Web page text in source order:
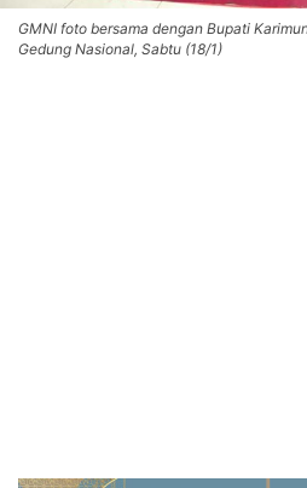
GMNI foto bersama dengan Bupati
Gedung Nasional, Sabtu (18/1)